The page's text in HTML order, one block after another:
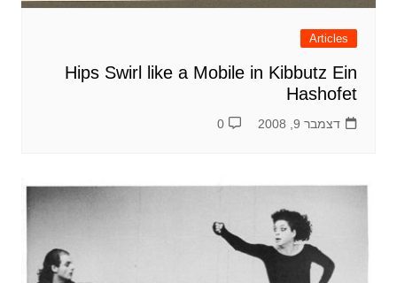
Articles
Hips Swirl like a Mobile in Kibbutz Ein
Hashofet
דצמבר 9, 2008 0